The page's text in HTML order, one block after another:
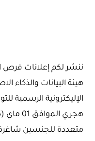
ننشر لكم إعلانات فرص
هيئة البيانات والذكاء
متعددة للجنسين